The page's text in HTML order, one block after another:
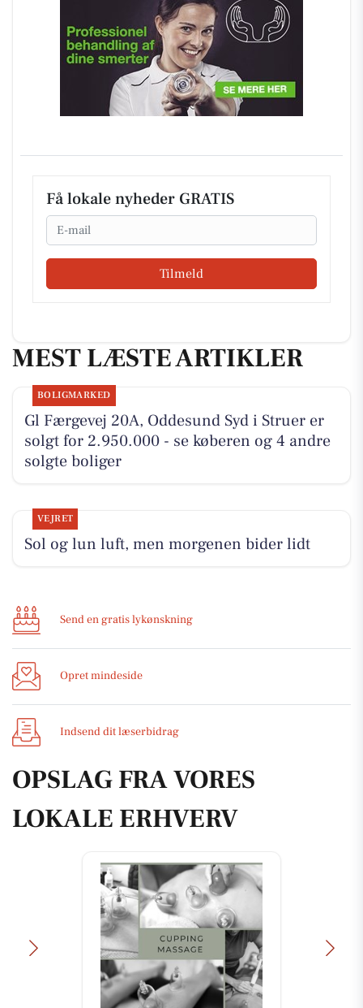
Få lokale nyheder GRATIS
Email
Tilmeld
MEST LÆSTE ARTIKLER
BOLIGMARKED
Gl Færgevej 20A, Oddesund Syd i Struer er
solgt for 2.950.000 - se køberen og 4 andre
solgte boliger
VEJRET
Sol og lun luft, men morgenen bider lidt
Send en gratis lykønskning
Opret mindeside
Indsend dit læserbidrag
OPSLAG FRA VORES
LOKALE ERHVERV